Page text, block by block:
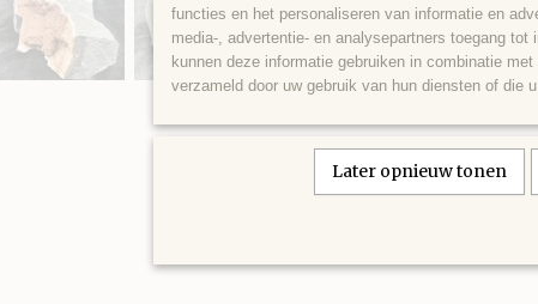
Productcode
EAN code
Omschrijving
Matrix met mooie kleine
Juchemgroeve,
functies en het personaliseren van informatie en
media-, advertentie- en analysepartners toegang
kunnen deze informatie gebruiken in combinatie
verzameld door uw gebruik van hun diensten of die
Later opnieuw tonen